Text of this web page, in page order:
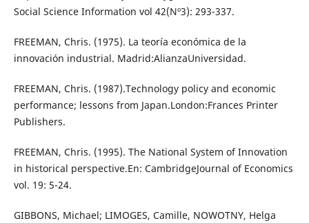
Social Science Information vol 42(Nº3): 293-337.
FREEMAN, Chris. (1975). La teoría económica de la
innovación industrial. Madrid:AlianzaUniversidad.
FREEMAN, Chris. (1987).Technology policy and economic
performance; lessons from Japan.London:Frances Printer
Publishers.
FREEMAN, Chris. (1995). The National System of Innovation
in historical perspective.En: CambridgeJournal of Economics
vol. 19: 5-24.
GIBBONS, Michael; LIMOGES, Camille, NOWOTNY, Helga